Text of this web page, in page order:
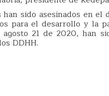
sido asesinados en el
para el desarrollo y la
21 de 2020, han
DDHH.